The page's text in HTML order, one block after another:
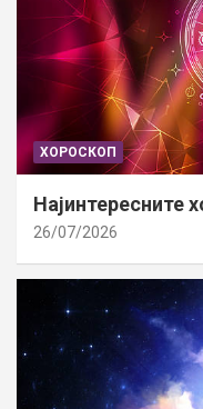
ХОРОСКОП
Најинтересните
26/07/2026